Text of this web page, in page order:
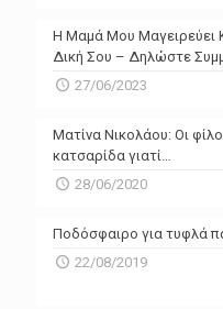
Η Μαμά Μου Μαγειρεύει
Δική Σου – Δηλώστε
27/06/2023
Ματίνα Νικολάου: Οι
κατσαρίδα γιατί…
28/06/2020
Ποδόσφαιρο για τυφλά
22/08/2019